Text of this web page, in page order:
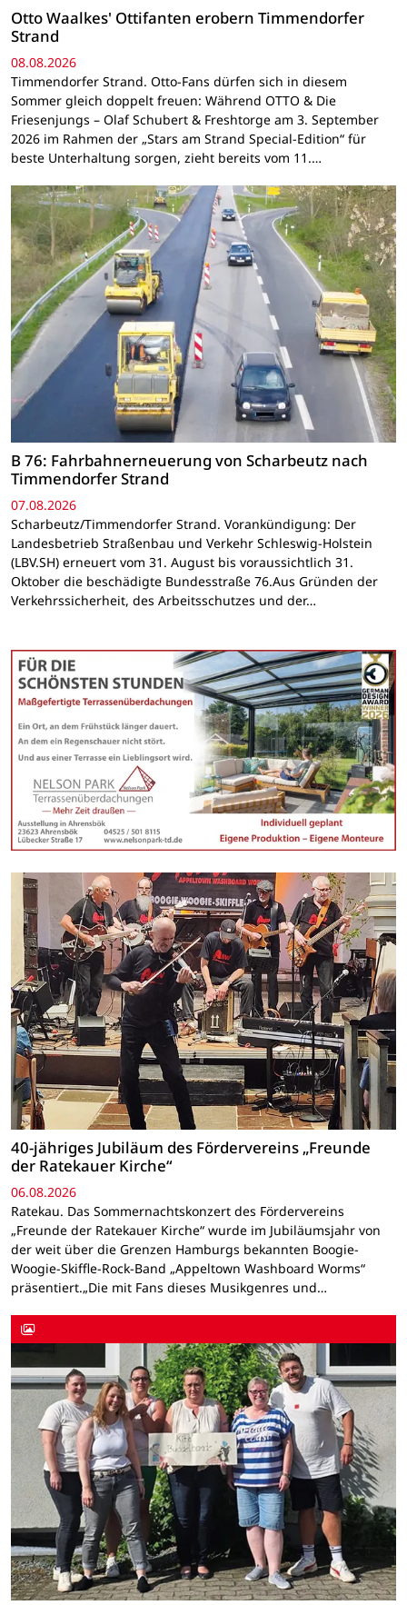
Otto Waalkes' Ottifanten erobern Timmendorfer
Strand
08.08.2026
Timmendorfer Strand. Otto-Fans dürfen sich in diesem
Sommer gleich doppelt freuen: Während OTTO & Die
Friesenjungs – Olaf Schubert & Freshtorge am 3. September
2026 im Rahmen der „Stars am Strand Special-Edition“ für
beste Unterhaltung sorgen, zieht bereits vom 11.…
B 76: Fahrbahnerneuerung von Scharbeutz nach
Timmendorfer Strand
07.08.2026
Scharbeutz/Timmendorfer Strand. Vorankündigung: Der
Landesbetrieb Straßenbau und Verkehr Schleswig-Holstein
(LBV.SH) erneuert vom 31. August bis voraussichtlich 31.
Oktober die beschädigte Bundesstraße 76.Aus Gründen der
Verkehrssicherheit, des Arbeitsschutzes und der…
40-jähriges Jubiläum des Fördervereins „Freunde
der Ratekauer Kirche“
06.08.2026
Ratekau. Das Sommernachtskonzert des Fördervereins
„Freunde der Ratekauer Kirche“ wurde im Jubiläumsjahr von
der weit über die Grenzen Hamburgs bekannten Boogie-
Woogie-Skiffle-Rock-Band „Appeltown Washboard Worms“
präsentiert.„Die mit Fans dieses Musikgenres und…